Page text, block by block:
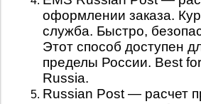
оформлении заказа.
служба. Быстро,
Этот способ доступен
пределы России. Best
Russia.
Russian Post — расчет